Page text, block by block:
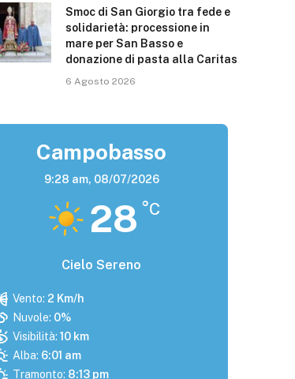
Smoc di San Giorgio tra fede e
solidarietà: processione in
mare per San Basso e
donazione di pasta alla Caritas
6 Agosto 2026
Campobasso
9:28 am, 08/07/2026
28 °C
Cielo Sereno
Vento: 2 Km/h
Nuvole: 0%
Visibilità: 10 km
Alba: 6:01 am
Tramonto: 8:13 pm